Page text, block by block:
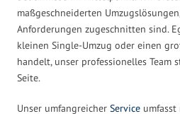
maßgeschneiderten
Anforderungen zugeschnitten sind.
kleinen Single-Umzug oder einen
handelt, unser professionelles Team
Seite.
Unser umfangreicher Service